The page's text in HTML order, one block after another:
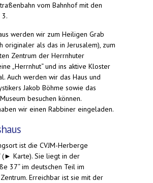
vom Bahnhof mit den
3.
werden wir zum Heiligen Grab
originaler als das in Jerusalem), zum
Zentrum der Herrnhuter
„Herrnhut“ und ins aktive Kloster
Auch werden wir das Haus und
Jakob Böhme sowie das
besuchen können.
wir einen Rabbiner eingeladen.
ist die CVJM-Herberge
(► Karte). Sie liegt in der
37“ im deutschen Teil im
Erreichbar ist sie mit der